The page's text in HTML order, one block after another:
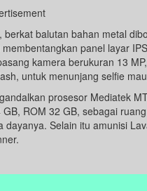
balutan bahan metal
panel layar
kamera berukuran 13
untuk menunjang selfie
prosesor Mediatek
ROM 32 GB, sebagai
Selain itu amunisi